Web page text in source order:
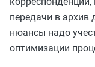
передачи в
нюансы надо
оптимизации